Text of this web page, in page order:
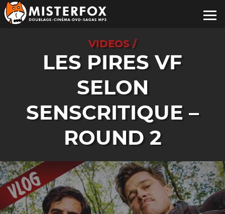
VIDEOS /
LES PIRES VF
SELON
SENSCRITIQUE –
ROUND 2